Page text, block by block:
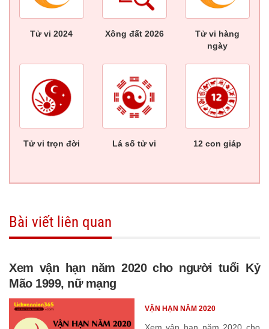
Tử vi 2024 Xông đất 2026
Tử vi hàng
ngày
Tử vi trọn đời Lá số tử vi 12 con giáp
Bài viết liên quan
Xem vận hạn năm 2020 cho người tuổi Kỷ
Mão 1999, nữ mạng
VẬN HẠN NĂM 2020